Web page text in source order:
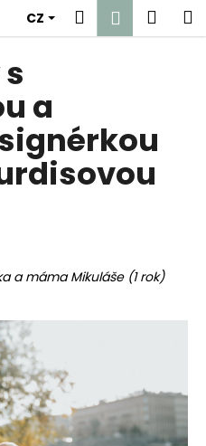
CZ Hledat
a
a máma Mikuláše (1 rok)